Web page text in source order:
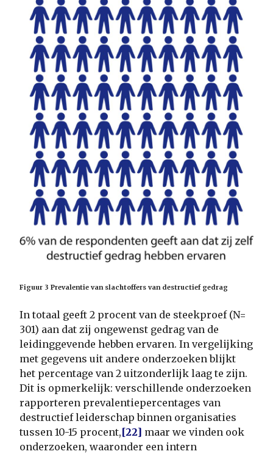
Figuur 3 Prevalentie van slachtoffers van destructief gedrag
In totaal geeft 2 procent van de steekproef (N=
301) aan dat zij ongewenst gedrag van de
leidinggevende hebben ervaren. In vergelijking
met gegevens uit andere onderzoeken blijkt
het percentage van 2 uitzonderlijk laag te zijn.
Dit is opmerkelijk: verschillende onderzoeken
rapporteren prevalentiepercentages van
destructief leiderschap binnen organisaties
tussen 10-15 procent,[22] maar we vinden ook
onderzoeken, waaronder een intern